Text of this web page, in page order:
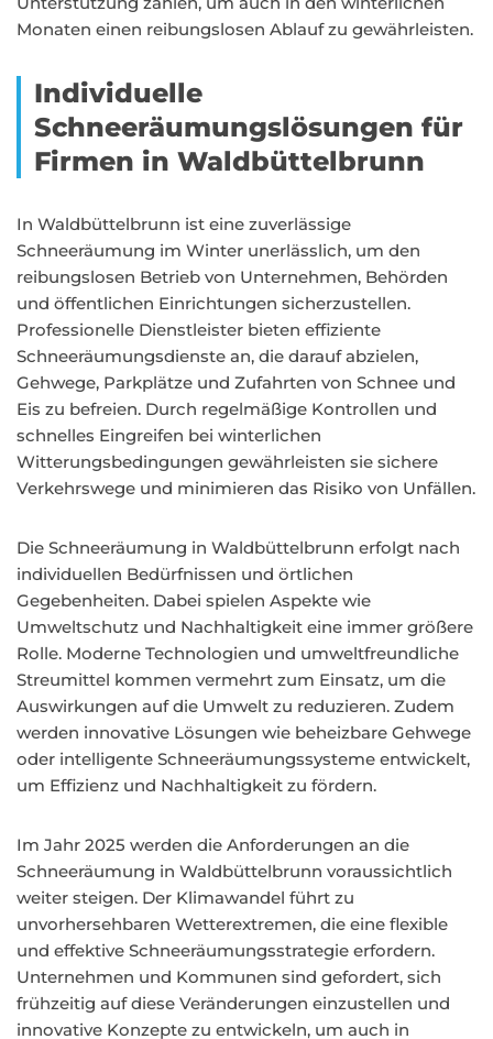
Monaten einen reibungslosen Ablauf zu gewährleisten.
Individuelle
Schneeräumungslösungen für
Firmen in Waldbüttelbrunn
In Waldbüttelbrunn ist eine zuverlässige
Schneeräumung im Winter unerlässlich, um den
reibungslosen Betrieb von Unternehmen, Behörden
und öffentlichen Einrichtungen sicherzustellen.
Professionelle Dienstleister bieten effiziente
Schneeräumungsdienste an, die darauf abzielen,
Gehwege, Parkplätze und Zufahrten von Schnee und
Eis zu befreien. Durch regelmäßige Kontrollen und
schnelles Eingreifen bei winterlichen
Witterungsbedingungen gewährleisten sie sichere
Verkehrswege und minimieren das Risiko von Unfällen.
Die Schneeräumung in Waldbüttelbrunn erfolgt nach
individuellen Bedürfnissen und örtlichen
Gegebenheiten. Dabei spielen Aspekte wie
Umweltschutz und Nachhaltigkeit eine immer größere
Rolle. Moderne Technologien und umweltfreundliche
Streumittel kommen vermehrt zum Einsatz, um die
Auswirkungen auf die Umwelt zu reduzieren. Zudem
werden innovative Lösungen wie beheizbare Gehwege
oder intelligente Schneeräumungssysteme entwickelt,
um Effizienz und Nachhaltigkeit zu fördern.
Im Jahr 2025 werden die Anforderungen an die
Schneeräumung in Waldbüttelbrunn voraussichtlich
weiter steigen. Der Klimawandel führt zu
unvorhersehbaren Wetterextremen, die eine flexible
und effektive Schneeräumungsstrategie erfordern.
Unternehmen und Kommunen sind gefordert, sich
frühzeitig auf diese Veränderungen einzustellen und
innovative Konzepte zu entwickeln, um auch in